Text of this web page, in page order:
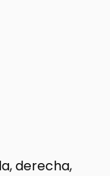
derecha,